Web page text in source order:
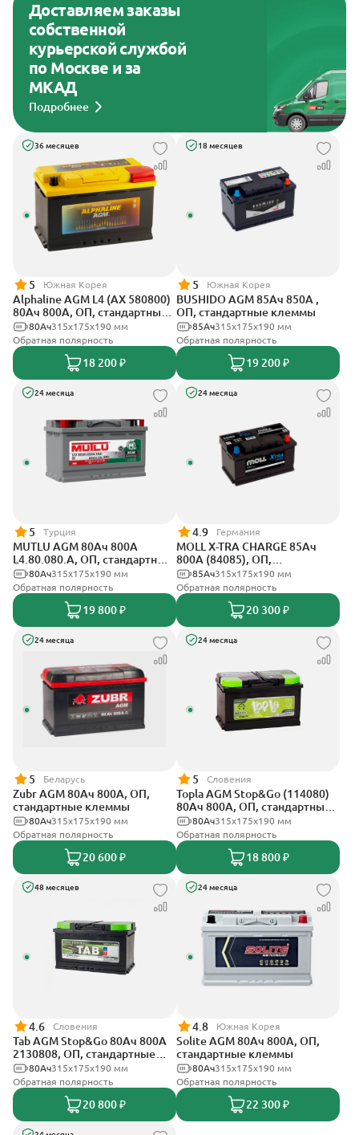
Доставляем заказы
собственной
курьерской службой
по Москве и за
МКАД
Подробнее
36 месяцев
5 Южная Корея
Alphaline AGM L4 (AX 580800)
80Ач 800А, ОП, стандартные
клеммы315х175х190 мм
80Ач
Обратная полярность
18 200 ₽
18 месяцев
5 Южная Корея
BUSHIDO AGM 85Ач 850А ,
ОП, стандартные клеммы
315x175x190 мм
85Ач
Обратная полярность
19 200 ₽
24 месяца
5 Турция
MUTLU AGM 80Ач 800A
L4.80.080.A, ОП, стандартные
клеммы315x175x190 мм
80Ач
Обратная полярность
19 800 ₽
24 месяца
4.9 Германия
MOLL X-TRA CHARGE 85Ач
800А (84085), ОП,
стандартные клеммы
315x175x190 мм
85Ач
Обратная полярность
20 300 ₽
24 месяца
5 Беларусь
Zubr AGM 80Ач 800А, ОП,
стандартные клеммы
315x175x190 мм
80Ач
Обратная полярность
20 600 ₽
24 месяца
5 Словения
Topla AGM Stop&Go (114080)
80Ач 800А, ОП, стандартные
клеммы315x175x190 мм
80Ач
Обратная полярность
18 800 ₽
48 месяцев
4.6 Словения
Tab AGM Stop&Go 80Ач 800А
2130808, ОП, стандартные
клеммы315x175x190 мм
80Ач
Обратная полярность
20 800 ₽
24 месяца
4.8 Южная Корея
Solite AGM 80Ач 800А, ОП,
стандартные клеммы
315x175x190 мм
80Ач
Обратная полярность
22 300 ₽